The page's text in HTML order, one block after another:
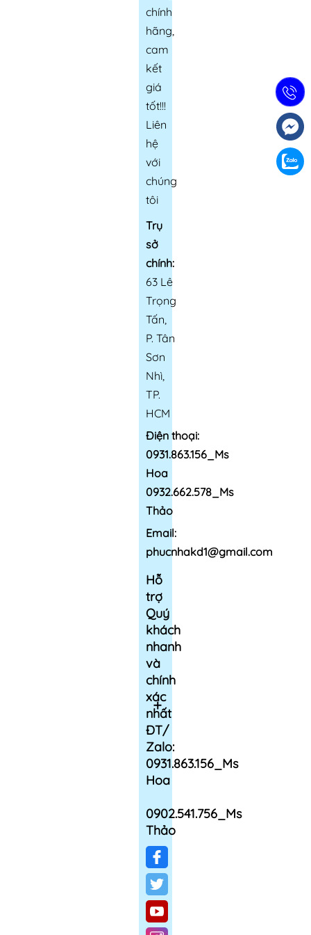
chính
hãng,
cam
kết
giá
tốt!!!
Liên
hệ
với
chúng
tôi
Trụ
sở
chính:
63 Lê
Trọng
Tấn,
P. Tân
Sơn
Nhì,
TP.
HCM
Điện thoại:
0931.863.156_Ms
Hoa
0932.662.578_Ms
Thảo
Email:
phucnhakd1@gmail.com
Hỗ
trợ
Quý
khách
nhanh
và
chính
xác
nhất
ĐT/
Zalo:
0931.863.156_Ms
Hoa
0902.541.756_Ms
Thảo